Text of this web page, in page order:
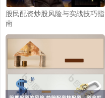
股民配资炒股风险与实战技巧指
南